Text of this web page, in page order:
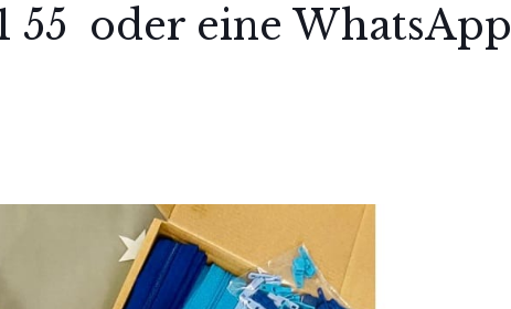
55 oder eine WhatsApp